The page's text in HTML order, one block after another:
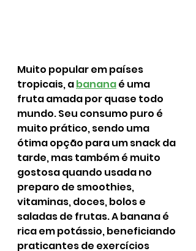
Muito popular em países
tropicais, a banana é uma
fruta amada por quase todo
mundo. Seu consumo puro é
muito prático, sendo uma
ótima opção para um snack da
tarde, mas também é muito
gostosa quando usada no
preparo de smoothies,
vitaminas, doces, bolos e
saladas de frutas. A banana é
rica em potássio, beneficiando
praticantes de exercícios